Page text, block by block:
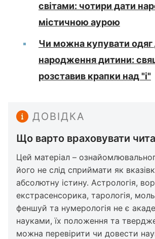
світами: чотири дати
містичною аурою
Чи можна купувати одяг
народження дитини:
розставив крапки над "і"
ДОВІДКА
Що варто враховувати
Цей матеріал –
його не слід сприймати як
абсолютну істину. Астрологія,
екстрасенсорика, тарологія,
феншуй та нумерологія не є
науками, їх положення та
можна перевірити чи довести